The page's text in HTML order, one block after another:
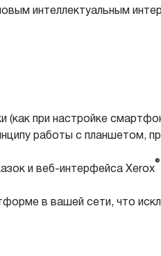
интеллектуальным
(как при настройке
работы с планшетом,
и веб-интерфейса Xerox
®
в вашей сети, что